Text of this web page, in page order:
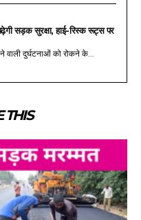
सड़क सुरक्षा, हाई-रिस्क रूट्स पर
वाली दुर्घटनाओं को रोकने के...
THIS